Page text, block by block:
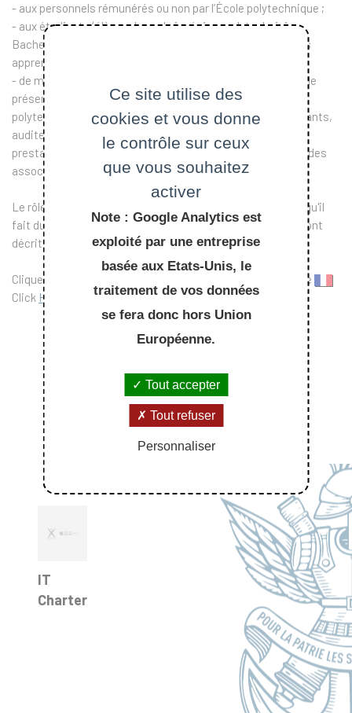
- aux personnels rémunérés ou non par l’École polytechnique ;
- aux étudiants (élèves du cycle ingénieur polytechnicien,
Bachelors, Graduates Degrees, Master, doctorants, autres
apprenants) ;
- de manière générale, à toute personne physique ou morale
présente, à quelque titre que ce soit, sur le site de l'École
polytechnique (visiteurs, candidats au concours, intervenants,
auditeurs libres, personnels d’organismes extérieurs,
prestataires, invités, collaborateurs bénévoles, membres des
associations, etc.).
Le rôle et la responsabilité de chacun vis-à-vis de l'usage qu'il
fait du système d'information de l’École polytechnique y sont
décrit.
Cliquez sur le drapeau pour télécharger la version française
Click HERE to download the English version
IT
Charter
Ce site utilise des
cookies et vous donne
le contrôle sur ceux
que vous souhaitez
activer
Note : Google Analytics est
exploité par une entreprise
basée aux Etats-Unis, le
traitement de vos données
se fera donc hors Union
Européenne.
Tout accepter
Tout refuser
Personnaliser